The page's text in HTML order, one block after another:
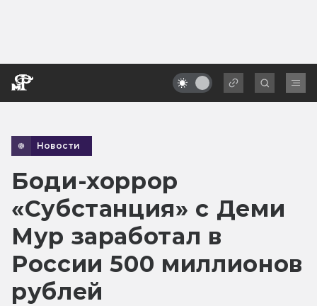
Новости
Боди-хоррор
«Субстанция» с Деми
Мур заработал в
России 500 миллионов
рублей